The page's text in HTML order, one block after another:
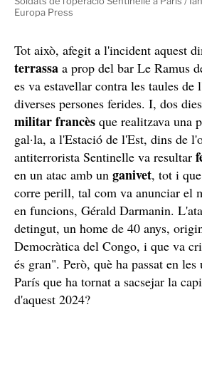
Europa Press
Tot això, afegit a l'incident aquest
terrassa a prop del bar Le Ramus
es va estavellar contra les taules
diverses persones ferides. I, dos
militar francès que realitzava una
gal·la, a l'Estació de l'Est, dins de
antiterrorista Sentinelle va resultar
en un atac amb un ganivet, tot i
corre perill, tal com va anunciar el
en funcions, Gérald Darmanin.
detingut, un home de 40 anys,
Democràtica del Congo, i que va
és gran". Però, què ha passat en
París que ha tornat a sacsejar la
d'aquest 2024?